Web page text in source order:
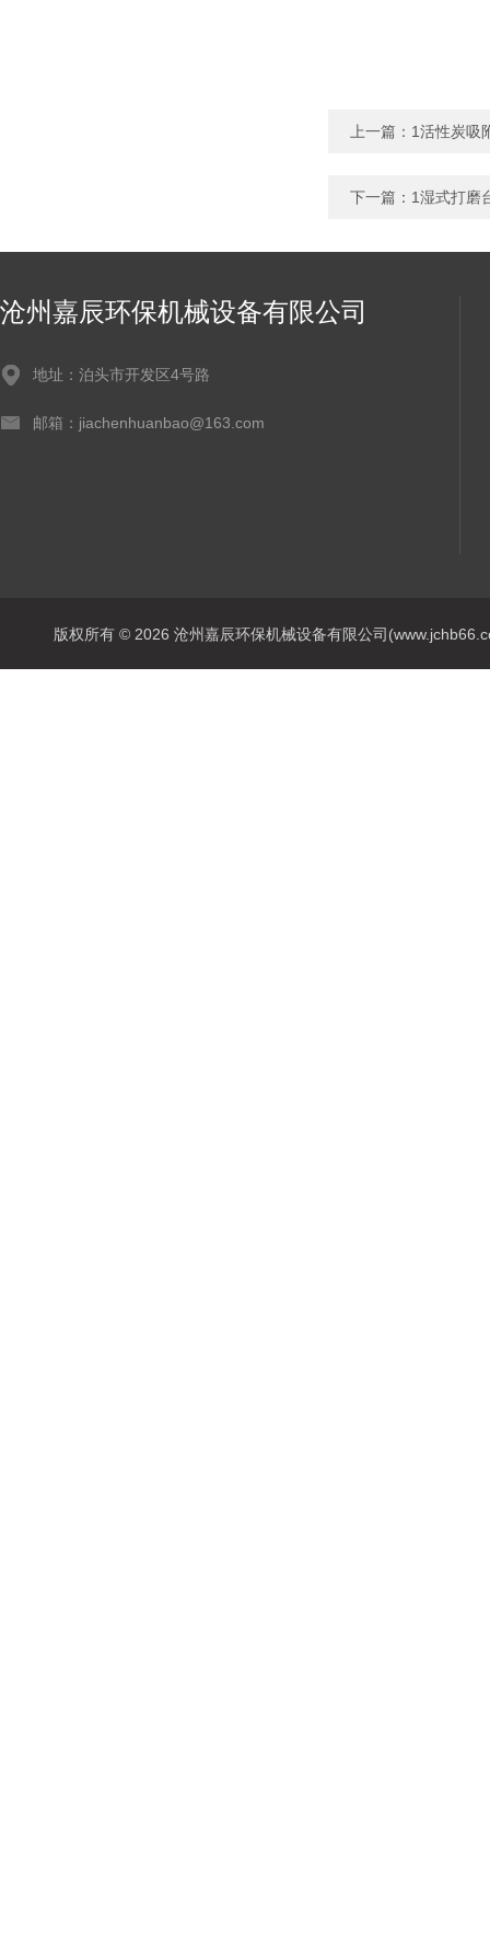
上一篇： 1活性炭吸
下一篇： 1湿式打磨
沧州嘉辰环保机械设备有限公司
地址：泊头市开发区4号路
邮箱：jiachenhuanbao@163.com
版权所有 © 2026 沧州嘉辰环保机械设备有限公司